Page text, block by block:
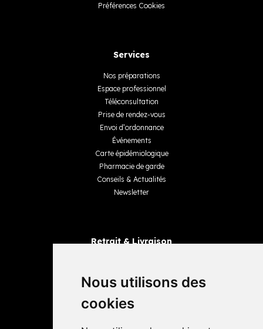
Nous utilisons des
cookies
Préférences Cookies
Services
Nos préparations
Espace professionnel
Téléconsultation
Prise de rendez-vous
Envoi d’ordonnance
Événements
Carte épidémiologique
Pharmacie de garde
Conseils & Actualités
Newsletter
Retrait & Livraison
Livraisons